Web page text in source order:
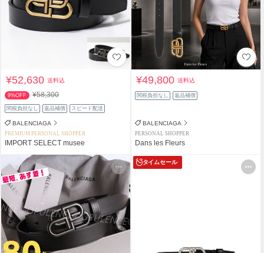
¥52,630送料込
9%OFF ¥58,300
関税負担なし 返品補償 スピード配送
BALENCIAGA
PREMIUM PERSONAL SHOPPER
IMPORT SELECT musee
¥49,800送料込
関税負担なし 返品補償
BALENCIAGA
PERSONAL SHOPPER
Dans les Fleurs
タイムセール